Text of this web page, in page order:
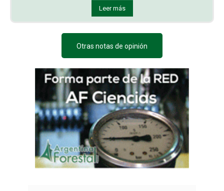
Leer más
Otras notas de opinión